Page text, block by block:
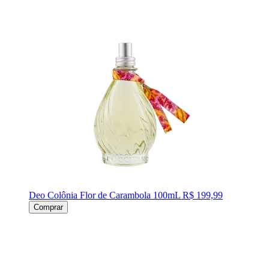
Deo Colônia Flor de Carambola 100mL R$ 199,99
Comprar